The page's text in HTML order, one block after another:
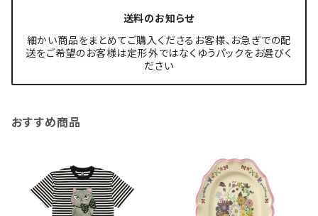
送料のお知らせ
細かい商品をまとめてご購入くださるお客様、お急ぎでの配
送をご希望のお客様は定形外ではなくゆうパックをお選びく
ださい
おすすめ商品